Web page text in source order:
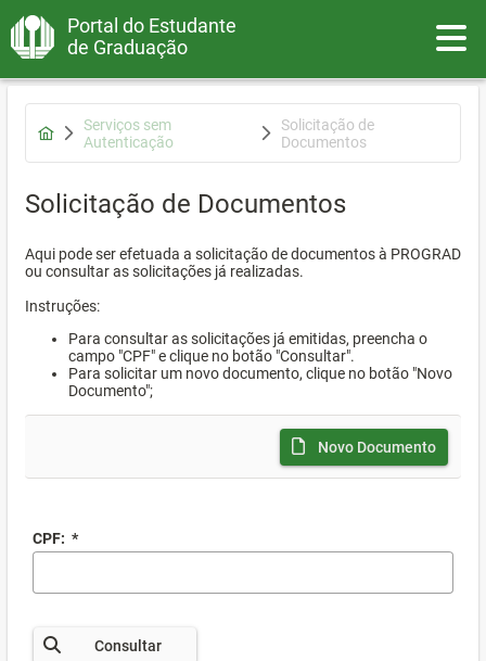
Portal do Estudante
de Graduação
Serviços sem
Autenticação
Solicitação de
Documentos
Solicitação de Documentos
Aqui pode ser efetuada a solicitação de documentos à PROGRAD
ou consultar as solicitações já realizadas.
Instruções:
Para consultar as solicitações já emitidas, preencha o
campo "CPF" e clique no botão "Consultar".
Para solicitar um novo documento, clique no botão "Novo
Documento";
Novo Documento
CPF: *
Consultar